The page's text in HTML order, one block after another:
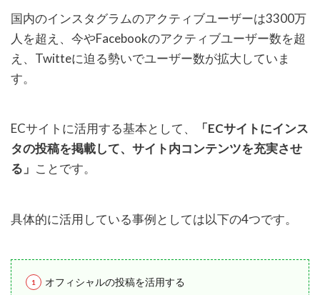
国内のインスタグラムのアクティブユーザーは3300万
人を超え、今やFacebookのアクティブユーザー数を超
え、Twitteに迫る勢いでユーザー数が拡大していま
す。
ECサイトに活用する基本として、
「ECサイトにインス
タの投稿を掲載して、サイト内コンテンツを充実させ
る」 ことです。
具体的に活用している事例としては以下の4つです。
オフィシャルの投稿を活用する